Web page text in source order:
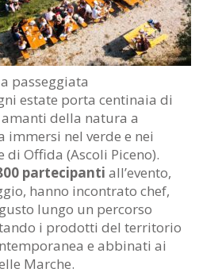
passeggiata
estate porta centinaia di
della natura a
nel verde e nei
Offida (Ascoli Piceno).
partecipanti all’evento,
hanno incontrato chef,
lungo un percorso
i prodotti del territorio
e abbinati ai
Marche.